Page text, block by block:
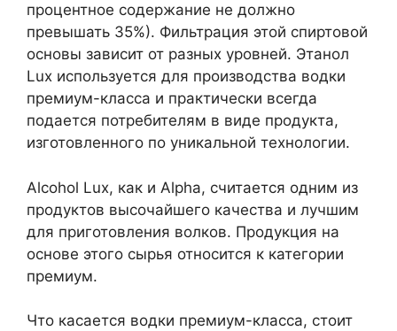
процентное содержание не должно
превышать 35%). Фильтрация этой спиртовой
основы зависит от разных уровней. Этанол
Lux используется для производства водки
премиум-класса и практически всегда
подается потребителям в виде продукта,
изготовленного по уникальной технологии.
Alcohol Lux, как и Alpha, считается одним из
продуктов высочайшего качества и лучшим
для приготовления волков. Продукция на
основе этого сырья относится к категории
премиум.
Что касается водки премиум-класса, стоит